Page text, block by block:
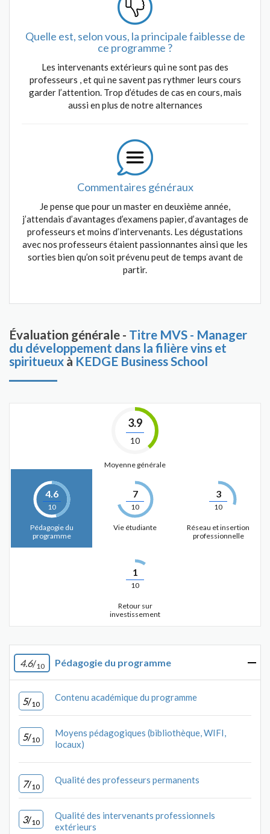
Quelle est, selon vous, la principale faiblesse de
ce programme ?
Les intervenants extérieurs qui ne sont pas des
professeurs , et qui ne savent pas rythmer leurs cours
garder l’attention. Trop d’études de cas en cours, mais
aussi en plus de notre alternances
Commentaires généraux
Je pense que pour un master en deuxième année,
j’attendais d’avantages d’examens papier, d’avantages de
professeurs et moins d’intervenants. Les dégustations
avec nos professeurs étaient passionnantes ainsi que les
sorties bien qu’on soit prévenu peut de temps avant de
partir.
Évaluation générale - Titre MVS - Manager
du développement dans la filière vins et
spiritueux à KEDGE Business School
3.9
10
Moyenne générale
4.6
10
Pédagogie du
programme
7
10
Vie étudiante
3
10
Réseau et insertion
professionnelle
1
10
Retour sur
investissement
4.6/10 Pédagogie du programme
5/10
Contenu académique du programme
5/10
Moyens pédagogiques (bibliothèque, WIFI,
locaux)
7/10
Qualité des professeurs permanents
3/10
Qualité des intervenants professionnels
extérieurs